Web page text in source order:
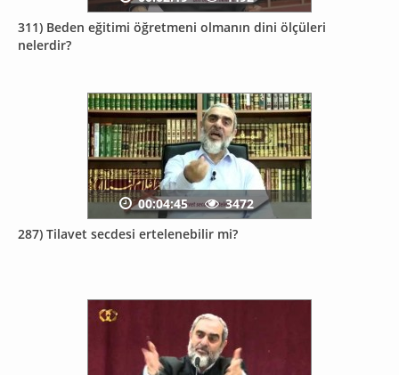
311) Beden eğitimi öğretmeni olmanın dini ölçüleri
nelerdir?
287) Tilavet secdesi ertelenebilir mi?
00:04:45 3472